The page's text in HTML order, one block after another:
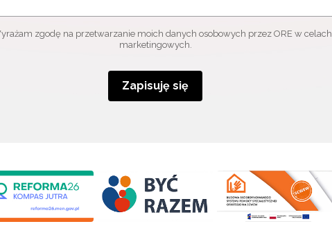
zgodę na przetwarzanie moich danych osobowych przez ORE w celach
marketingowych.
Zapisuję się